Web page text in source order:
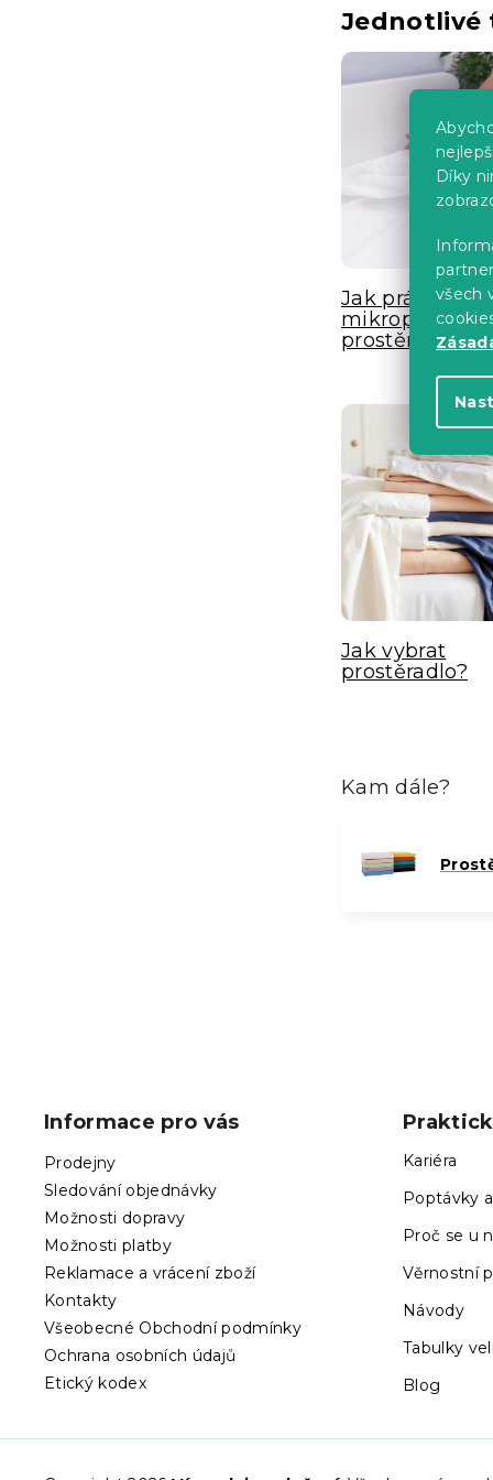
Díky
všech
Jednotlivé
Jak prát
mikroplyšové
prostěradlo?
Jak vybrat
prostěradlo?
Kam dále?
Informace pro vás
Prodejny
Sledování objednávky
Možnosti dopravy
Možnosti platby
Reklamace a vrácení zboží
Kontakty
Všeobecné Obchodní podmínky
Ochrana osobních údajů
Etický kodex
Kariéra
Poptávky
Proč se u
Věrnostní
Návody
Tabulky
Blog